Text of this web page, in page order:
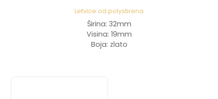
Letvice od polystirena
Širina: 32mm
Visina: 19mm
Boja: zlato